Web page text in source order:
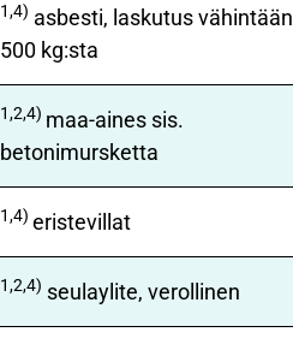
1,4) asbesti, laskutus vähintään
500 kg:sta
1,2,4) maa-aines sis.
betonimursketta
1,4) eristevillat
1,2,4) seulaylite, verollinen